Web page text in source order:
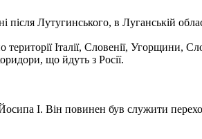
Лутугинського, в Луганській
Італії, Словенії, Угорщини,
що йдуть з Росії.
I. Він повинен був служити